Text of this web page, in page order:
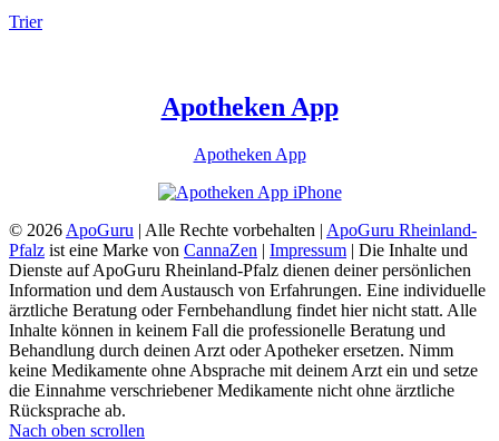
Trier
Apotheken App
Apotheken App
© 2026 ApoGuru | Alle Rechte vorbehalten | ApoGuru Rheinland-
Pfalz ist eine Marke von CannaZen | Impressum | Die Inhalte und
Dienste auf ApoGuru Rheinland-Pfalz dienen deiner persönlichen
Information und dem Austausch von Erfahrungen. Eine individuelle
ärztliche Beratung oder Fernbehandlung findet hier nicht statt. Alle
Inhalte können in keinem Fall die professionelle Beratung und
Behandlung durch deinen Arzt oder Apotheker ersetzen. Nimm
keine Medikamente ohne Absprache mit deinem Arzt ein und setze
die Einnahme verschriebener Medikamente nicht ohne ärztliche
Rücksprache ab.
Nach oben scrollen